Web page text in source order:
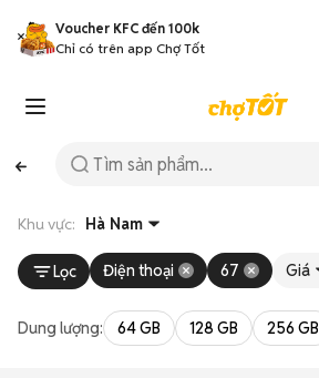
Voucher KFC đến 100k
Chỉ có trên app Chợ Tốt
Khu vực: Hà Nam
Lọc Điện thoại 67 Giá
Dung lượng: 64 GB 128 GB 256 GB